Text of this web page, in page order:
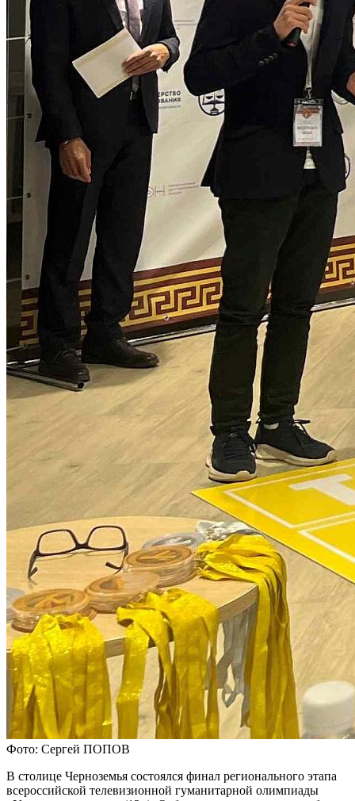
Фото: Сергей ПОПОВ
В столице Черноземья состоялся финал регионального этапа
всероссийской телевизионной гуманитарной олимпиады